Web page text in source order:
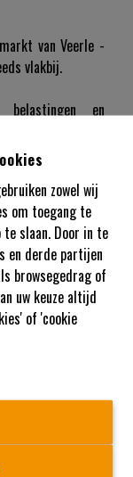
zowel wij
om toegang te
slaan. Door in te
en derde partijen
browsegedrag of
uw keuze altijd
of 'cookie
van Veerle -
vlakbij.
en
bedraagt
dan niet om ons
verhuren? Nxxt
pand biedt, en